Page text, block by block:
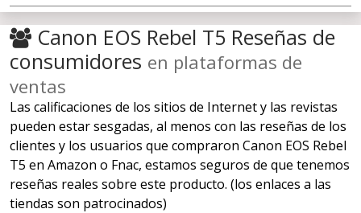
Canon EOS Rebel T5 Reseñas de
consumidores en plataformas de
ventas
Las calificaciones de los sitios de Internet y las revistas
pueden estar sesgadas, al menos con las reseñas de los
clientes y los usuarios que compraron Canon EOS Rebel
T5 en Amazon o Fnac, estamos seguros de que tenemos
reseñas reales sobre este producto. (los enlaces a las
tiendas son patrocinados)